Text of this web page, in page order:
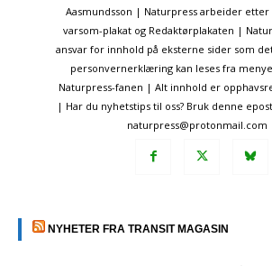
Aasmundsson | Naturpress arbeider
varsom-plakat og Redaktørplakaten |
ansvar for innhold på eksterne sider som
personvernerklæring kan leses fra
Naturpress-fanen | Alt innhold er
| Har du nyhetstips til oss? Bruk denne
naturpress@protonmail.com
NYHETER FRA TRANSIT MAGASIN